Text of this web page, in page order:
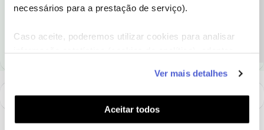
necessários para a prestação de serviço).
Caso aceite, poderemos utilizar cookies para analisar
funcionalidades (cookies de personalização e
funcionalidade) e adaptar anúncios aos seus interesses
(cookies de publicidade personalizada). Pode gerir a
utilização dos cookies clicando em "Configurar
Ver mais detalhes
Aceitar todos
como "Melhor Resposta" e faça "Like" nos melhores comentários.
sempre a par das ultimas novidades.